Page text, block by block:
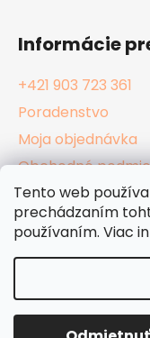
Tento web
prechádzaním
používaním. Viac
Informácie
+421 903 723 361
Poradenstvo
Moja objednávka
Obchodné
Reklamačný
Podmienky